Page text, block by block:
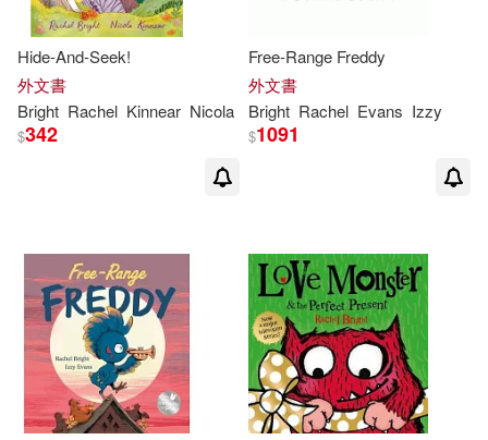
Hide-And-Seek!
外文書
Bright Rachel Kinnear Nicola
$342
Free-Range Freddy
外文書
Bright Rachel Evans Izzy
$1091